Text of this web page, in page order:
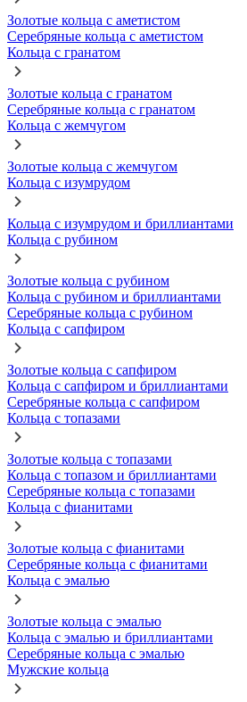
Золотые кольца с аметистом
Серебряные кольца с аметистом
Кольца с гранатом
Золотые кольца с гранатом
Серебряные кольца с гранатом
Кольца с жемчугом
Золотые кольца с жемчугом
Кольца с изумрудом
Кольца с изумрудом и бриллиантами
Кольца с рубином
Золотые кольца с рубином
Кольца с рубином и бриллиантами
Серебряные кольца с рубином
Кольца с сапфиром
Золотые кольца с сапфиром
Кольца с сапфиром и бриллиантами
Серебряные кольца с сапфиром
Кольца с топазами
Золотые кольца с топазами
Кольца с топазом и бриллиантами
Серебряные кольца с топазами
Кольца с фианитами
Золотые кольца с фианитами
Серебряные кольца с фианитами
Кольца с эмалью
Золотые кольца с эмалью
Кольца с эмалью и бриллиантами
Серебряные кольца с эмалью
Мужские кольца